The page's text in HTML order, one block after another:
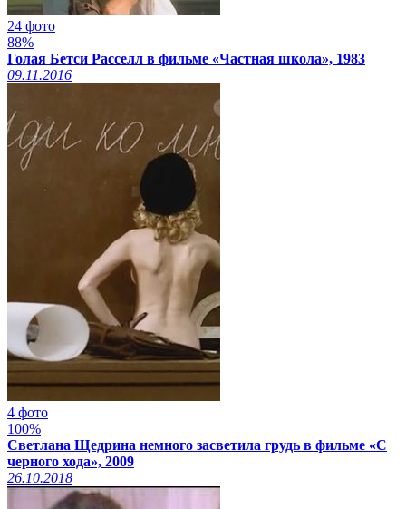
24 фото
88%
Голая Бетси Расселл в фильме «Частная школа», 1983
09.11.2016
4 фото
100%
Светлана Щедрина немного засветила грудь в фильме «С
черного хода», 2009
26.10.2018